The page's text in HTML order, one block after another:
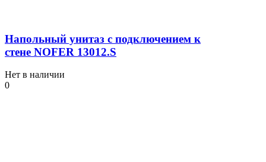
Напольный унитаз с подключением к
стене NOFER 13012.S
Нет в наличии
0